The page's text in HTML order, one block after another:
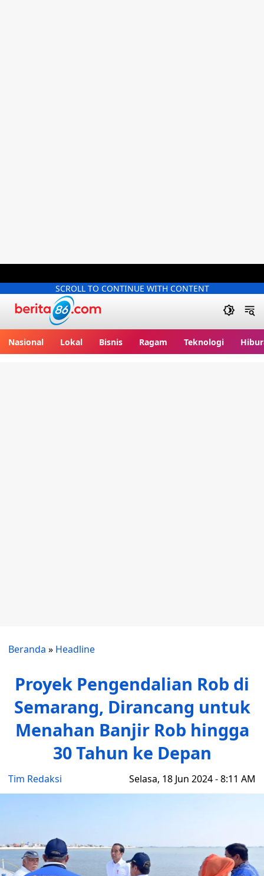
SCROLL TO CONTINUE WITH CONTENT
Nasional Lokal Bisnis Ragam Teknologi
Beranda » Headline
Proyek Pengendalian Rob di
Semarang, Dirancang untuk
Menahan Banjir Rob hingga
30 Tahun ke Depan
Tim Redaksi Selasa, 18 Jun 2024 - 8:11 AM